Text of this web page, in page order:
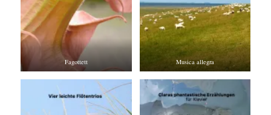
Fagottett Musica allegra